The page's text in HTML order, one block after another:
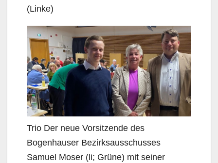
(Linke)
Trio Der neue Vorsitzende des
Bogenhauser Bezirksausschusses
Samuel Moser (li; Grüne) mit seiner